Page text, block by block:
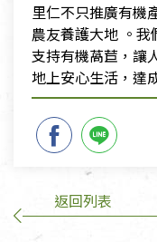
里仁不只推廣有機
農友養護大地 。
支持有機萵苣，讓
地上安心生活，達
返回列表